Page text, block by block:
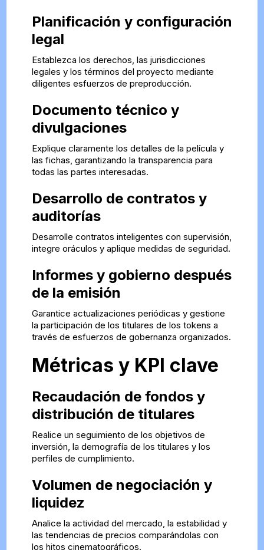
Planificación y configuración
legal
Establezca los derechos, las jurisdicciones
legales y los términos del proyecto mediante
diligentes esfuerzos de preproducción.
Documento técnico y
divulgaciones
Explique claramente los detalles de la película y
las fichas, garantizando la transparencia para
todas las partes interesadas.
Desarrollo de contratos y
auditorías
Desarrolle contratos inteligentes con supervisión,
integre oráculos y aplique medidas de seguridad.
Informes y gobierno después
de la emisión
Garantice actualizaciones periódicas y gestione
la participación de los titulares de los tokens a
través de esfuerzos de gobernanza organizados.
Métricas y KPI clave
Recaudación de fondos y
distribución de titulares
Realice un seguimiento de los objetivos de
inversión, la demografía de los titulares y los
perfiles de cumplimiento.
Volumen de negociación y
liquidez
Analice la actividad del mercado, la estabilidad y
las tendencias de precios comparándolas con
los hitos cinematográficos.